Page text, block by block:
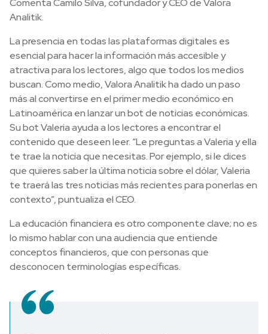
Comenta Camilo Silva, cofundador y CEO de Valora
Analitik.
La presencia en todas las plataformas digitales es
esencial para hacer la información más accesible y
atractiva para los lectores, algo que todos los medios
buscan. Como medio, Valora Analitik ha dado un paso
más al convertirse en el primer medio económico en
Latinoamérica en lanzar un bot de noticias económicas.
Su bot Valeria ayuda a los lectores a encontrar el
contenido que deseen leer. “Le preguntas a Valeria y ella
te trae la noticia que necesitas. Por ejemplo, si le dices
que quieres saber la última noticia sobre el dólar, Valeria
te traerá las tres noticias más recientes para ponerlas en
contexto”, puntualiza el CEO.
La educación financiera es otro componente clave; no es
lo mismo hablar con una audiencia que entiende
conceptos financieros, que con personas que
desconocen terminologías específicas.